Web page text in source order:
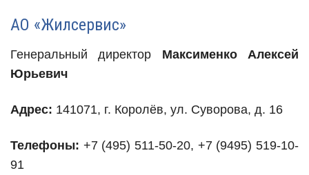
АО «Жилсервис»
Генеральный директор Максименко Алексей
Юрьевич
Адрес: 141071, г. Королёв, ул. Суворова, д. 16
Телефоны: +7 (495) 511-50-20, +7 (9495) 519-10-
91